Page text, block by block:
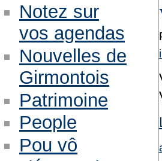
Notez sur
vos agendas
Nouvelles de
Girmontois
Patrimoine
People
Pou vô